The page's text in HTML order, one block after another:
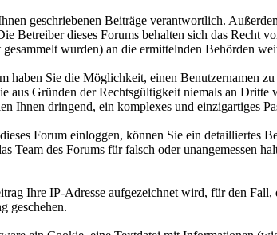
geschriebenen Beiträge verantwortlich.
Betreiber dieses Forums behalten sich das Recht
wurden) an die ermittelnden Behörden
haben Sie die Möglichkeit, einen Benutzernamen
aus Gründen der Rechtsgültigkeit niemals an
Ihnen dringend, ein komplexes und einzigartiges
Forum einloggen, können Sie ein detailliertes
Team des Forums für falsch oder unangemessen
Ihre IP-Adresse aufgezeichnet wird, für den
geschehen.